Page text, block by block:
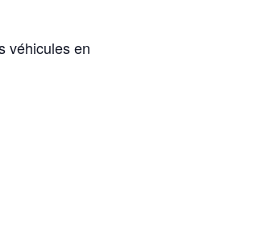
véhicules en